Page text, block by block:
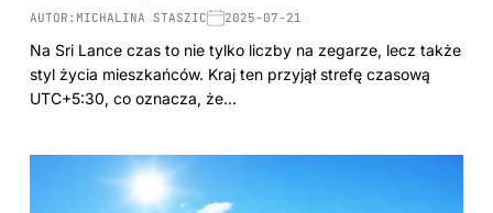
AUTOR: MICHALINA STASZIC 2025-07-21
Na Sri Lance czas to nie tylko liczby na zegarze, lecz także
styl życia mieszkańców. Kraj ten przyjął strefę czasową
UTC+5:30, co oznacza, że…